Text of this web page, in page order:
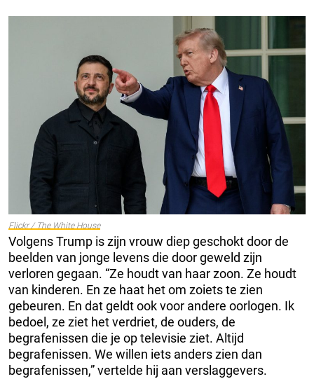
Flickr / The White House
Volgens Trump is zijn vrouw diep geschokt door de
beelden van jonge levens die door geweld zijn
verloren gegaan. “Ze houdt van haar zoon. Ze houdt
van kinderen. En ze haat het om zoiets te zien
gebeuren. En dat geldt ook voor andere oorlogen. Ik
bedoel, ze ziet het verdriet, de ouders, de
begrafenissen die je op televisie ziet. Altijd
begrafenissen. We willen iets anders zien dan
begrafenissen,” vertelde hij aan verslaggevers.